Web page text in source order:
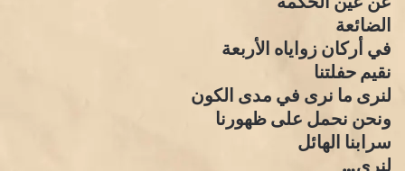
الضائعة
في أركان زواياه الأربعة
نقيم حفلتنا
لنرى ما نرى في مدى الكون
ونحن نحمل على ظهورنا
سرابنا الهائل
لنرى…